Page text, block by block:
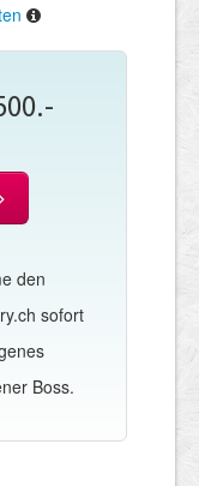
den
sofort
Boss.